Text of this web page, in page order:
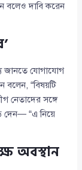
বলেও দাবি করেন
জানতে যোগাযোগ
বলেন, “বিষয়টি
নেতাদের সঙ্গে
দেন— “এ নিয়ে
অবস্থান